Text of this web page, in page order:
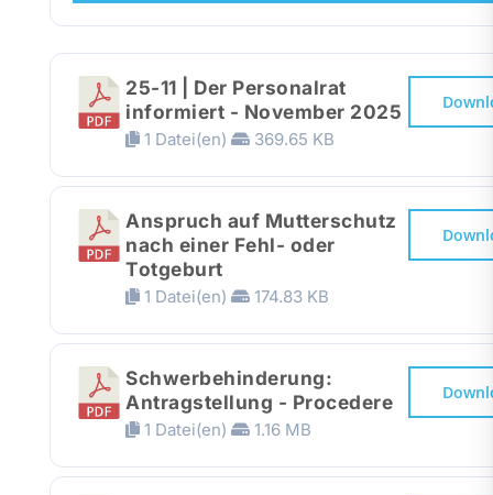
Recht
25-11 | Der Personalrat
informiert - November 2025
1 Datei(en) 369.65 KB
Anspruch auf Mutterschutz
nach einer Fehl- oder
Totgeburt
1 Datei(en) 174.83 KB
Schwerbehinderung:
Antragstellung - Procedere
1 Datei(en) 1.16 MB